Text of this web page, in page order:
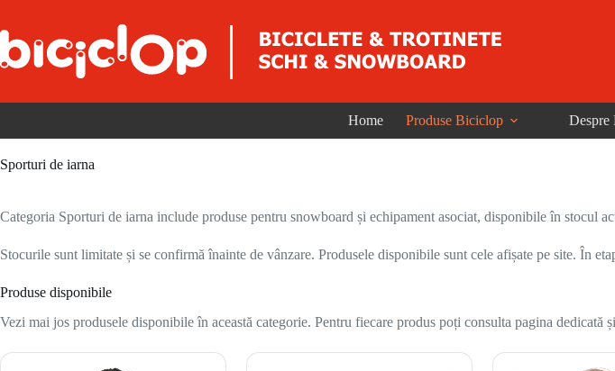
Home Produse Biciclop
Sporturi de iarna
Categoria Sporturi de iarna include produse pentru snowboard și echipament asociat, disponibile în stocul
Stocurile sunt limitate și se confirmă înainte de vânzare. Produsele disponibile sunt cele afișate pe site. În
Produse disponibile
Vezi mai jos produsele disponibile în această categorie. Pentru fiecare produs poți consulta pagina dedicată